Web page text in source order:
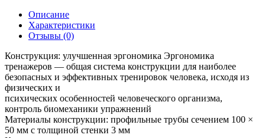
Описание
Характеристики
Отзывы (0)
Конструкция: улучшенная эргономика Эргономика
тренажеров — общая система конструкции для наиболее
безопасных и эффективных тренировок человека, исходя из
физических и
психических особенностей человеческого организма,
контроль биомеханики упражнений
Материалы конструкции: профильные трубы сечением 100 ×
50 мм с толщиной стенки 3 мм